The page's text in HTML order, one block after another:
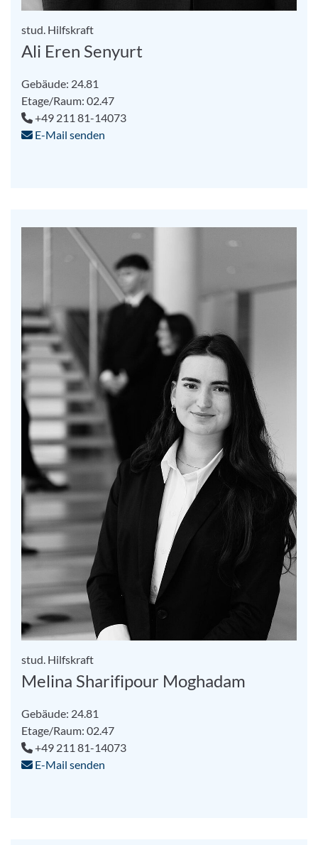
stud. Hilfskraft
Ali Eren Senyurt
Gebäude: 24.81
Etage/Raum: 02.47
+49 211 81-14073
E-Mail senden
stud. Hilfskraft
Melina Sharifipour Moghadam
Gebäude: 24.81
Etage/Raum: 02.47
+49 211 81-14073
E-Mail senden